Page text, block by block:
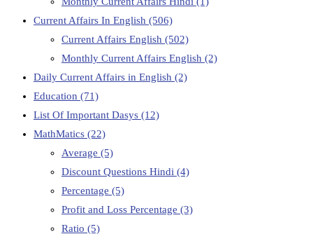
Current Affairs In English (506)
Current Affairs English (502)
Monthly Current Affairs English (2)
Daily Current Affairs in English (2)
Education (71)
List Of Important Dasys (12)
MathMatics (22)
Average (5)
Discount Questions Hindi (4)
Percentage (5)
Profit and Loss Percentage (3)
Ratio (5)